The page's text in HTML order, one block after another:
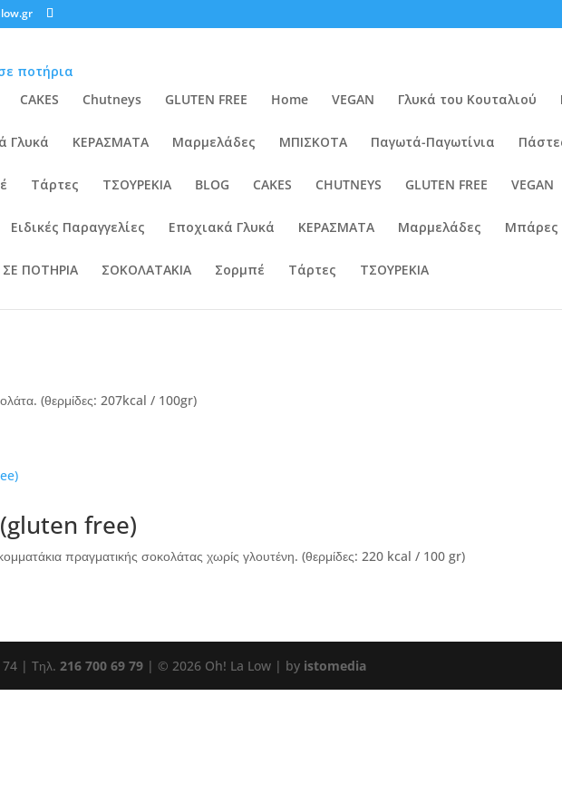
ποτήρια
CAKES Chutneys GLUTEN FREE Home VEGAN Γλυκά του Κουταλιού
Γλυκά ΚΕΡΑΣΜΑΤΑ Μαρμελάδες ΜΠΙΣΚΟΤΑ Παγωτά-Παγωτίνια
Τάρτες ΤΣΟΥΡΕΚΙΑ BLOG CAKES CHUTNEYS GLUTEN FREE VEGAN
Ειδικές Παραγγελίες Εποχιακά Γλυκά ΚΕΡΑΣΜΑΤΑ Μαρμελάδες Μπάρες
ΠΟΤΗΡΙΑ ΣΟΚΟΛΑΤΑΚΙΑ Σορμπέ Τάρτες ΤΣΟΥΡΕΚΙΑ
(θερμίδες: 207kcal / 100gr)
(gluten free)
πραγματικής σοκολάτας χωρίς γλουτένη. (θερμίδες: 220 kcal / 100 gr)
74 | Tηλ.216 700 69 79 | © 2026 Oh! La Low | by istomedia